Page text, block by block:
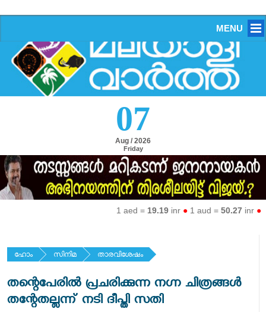
MENU
07
Aug / 2026
Friday
1 aed =19.19inr●1 aud =50.27inr●1
ഹോം സിനിമ താരവിശേഷം
തന്റെപേരില്‍ പ്രചരിക്കുന്ന നഗ്ന ചിത്രങ്ങള്‍
തന്റേതല്ലന്ന് നടി ദീപ്തി സതി